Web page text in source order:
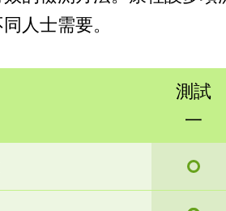
人士需要。
測試
一